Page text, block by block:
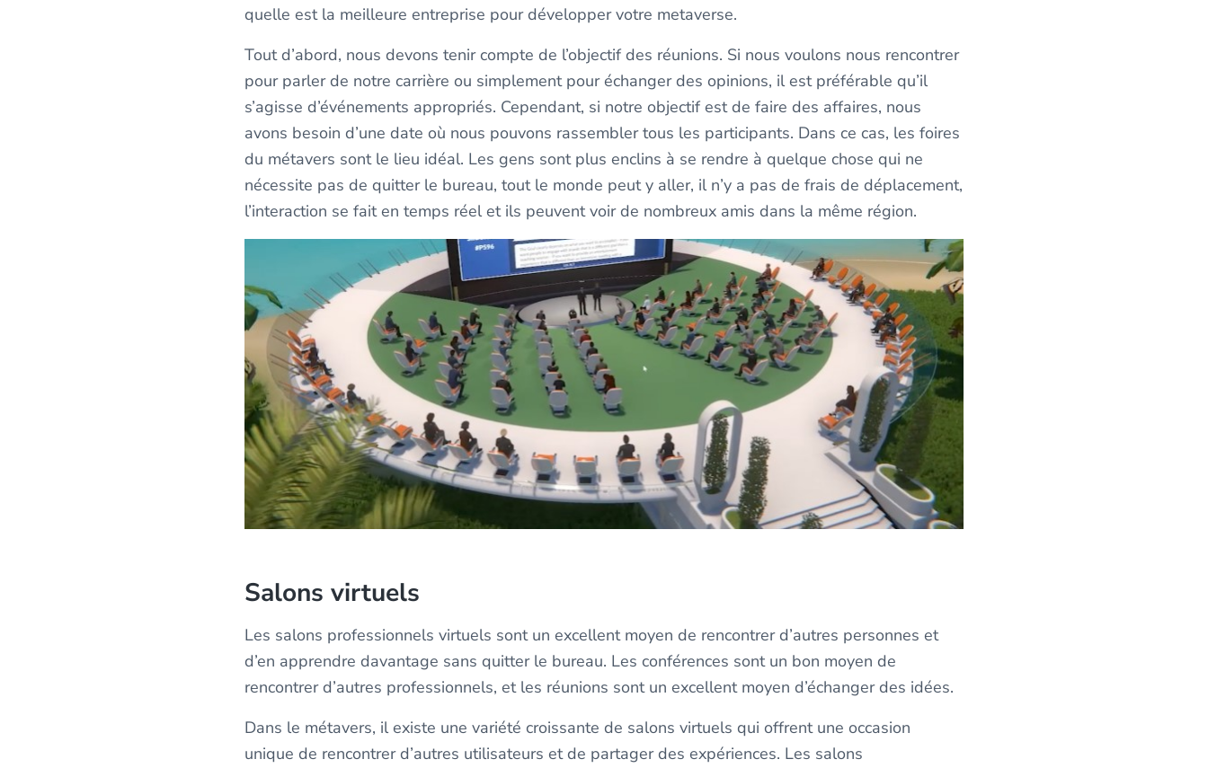
quelle est la meilleure entreprise pour développer votre metaverse.
Tout d’abord, nous devons tenir compte de l’objectif des réunions. Si nous voulons nous rencontrer
pour parler de notre carrière ou simplement pour échanger des opinions, il est préférable qu’il
s’agisse d’événements appropriés. Cependant, si notre objectif est de faire des affaires, nous
avons besoin d’une date où nous pouvons rassembler tous les participants. Dans ce cas, les foires
du métavers sont le lieu idéal. Les gens sont plus enclins à se rendre à quelque chose qui ne
nécessite pas de quitter le bureau, tout le monde peut y aller, il n’y a pas de frais de déplacement,
l’interaction se fait en temps réel et ils peuvent voir de nombreux amis dans la même région.
Salons virtuels
Les salons professionnels virtuels sont un excellent moyen de rencontrer d’autres personnes et
d’en apprendre davantage sans quitter le bureau. Les conférences sont un bon moyen de
rencontrer d’autres professionnels, et les réunions sont un excellent moyen d’échanger des idées.
Dans le métavers, il existe une variété croissante de salons virtuels qui offrent une occasion
unique de rencontrer d’autres utilisateurs et de partager des expériences. Les salons